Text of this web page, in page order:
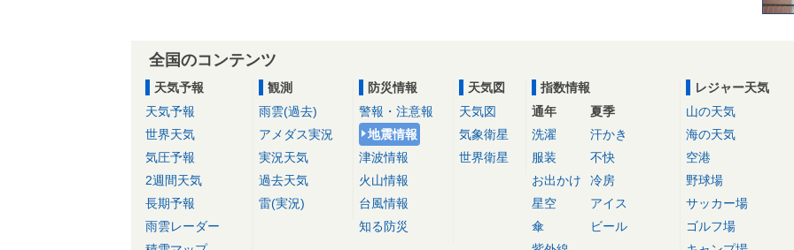
全国のコンテンツ
天気予報
天気予報
世界天気
気圧予報
2週間天気
長期予報
雨雲レーダー
観測
雨雲(過去)
アメダス実況
実況天気
過去天気
雷(実況)
防災情報
警報・注意報
地震情報
津波情報
火山情報
台風情報
知る防災
天気図
天気図
気象衛星
世界衛星
指数情報
通年
洗濯
服装
お出かけ
星空
傘
夏季
汗かき
不快
冷房
アイス
ビール
レジャー天気
山の天気
海の天気
空港
野球場
サッカー場
ゴルフ場